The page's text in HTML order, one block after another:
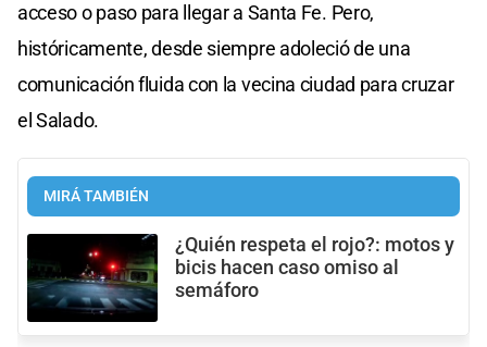
acceso o paso para llegar a Santa Fe. Pero,
históricamente, desde siempre adoleció de una
comunicación fluida con la vecina ciudad para cruzar
el Salado.
MIRÁ TAMBIÉN
¿Quién respeta el rojo?: motos y
bicis hacen caso omiso al
semáforo